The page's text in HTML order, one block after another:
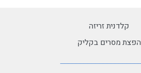
קלדנית זריזה
הפצת מסרים בקליק